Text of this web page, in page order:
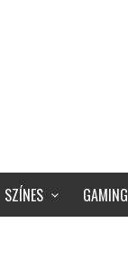
SZÍNES GAMING